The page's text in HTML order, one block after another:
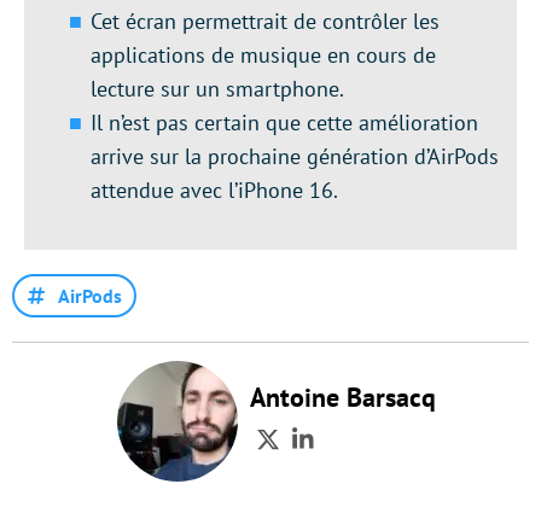
Cet écran permettrait de contrôler les
applications de musique en cours de
lecture sur un smartphone.
Il n’est pas certain que cette amélioration
arrive sur la prochaine génération d’AirPods
attendue avec l’iPhone 16.
AirPods
Antoine Barsacq
TwitterLinkedIn